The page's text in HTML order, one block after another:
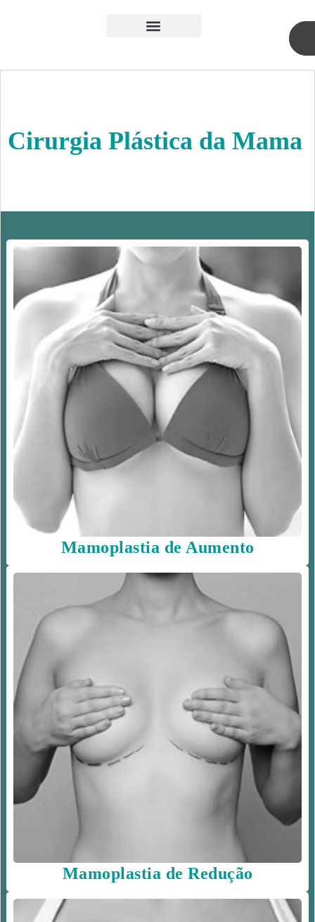
Cirurgia Plástica da Mama
Mamoplastia de Aumento
Mamoplastia de Redução